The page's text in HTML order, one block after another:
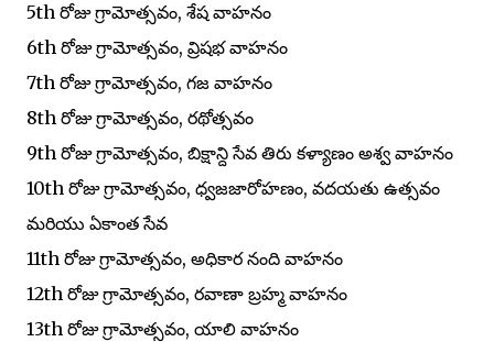
5th రోజు గ్రామోత్సవం, శేష వాహనం
6th రోజు గ్రామోత్సవం, వ్రిషభ వాహనం
7th రోజు గ్రామోత్సవం, గజ వాహనం
8th రోజు గ్రామోత్సవం, రథోత్సవం
9th రోజు గ్రామోత్సవం, బిక్షాన్ది సేవ తిరు కళ్యాణం అశ్వ వాహనం
10th రోజు గ్రామోత్సవం, ధ్వజజారోహణం, వదయతు ఉత్సవం
మరియు ఏకాంత సేవ
11th రోజు గ్రామోత్సవం, అధికార నంది వాహనం
12th రోజు గ్రామోత్సవం, రవాణా బ్రహ్మ వాహనం
13th రోజు గ్రామోత్సవం, యాలి వాహనం